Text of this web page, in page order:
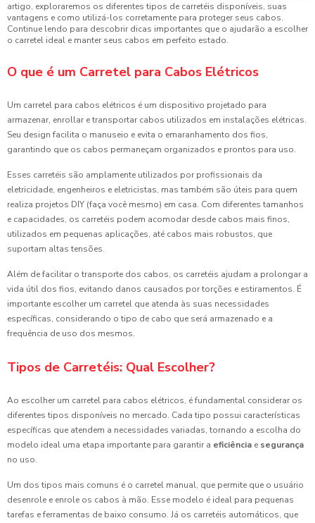
artigo, exploraremos os diferentes tipos de carretéis disponíveis, suas
vantagens e como utilizá-los corretamente para proteger seus cabos.
Continue lendo para descobrir dicas importantes que o ajudarão a escolher
o carretel ideal e manter seus cabos em perfeito estado.
O que é um Carretel para Cabos Elétricos
Um carretel para cabos elétricos é um dispositivo projetado para
armazenar, enrollar e transportar cabos utilizados em instalações elétricas.
Seu design facilita o manuseio e evita o emaranhamento dos fios,
garantindo que os cabos permaneçam organizados e prontos para uso.
Esses carretéis são amplamente utilizados por profissionais da
eletricidade, engenheiros e eletricistas, mas também são úteis para quem
realiza projetos DIY (faça você mesmo) em casa. Com diferentes tamanhos
e capacidades, os carretéis podem acomodar desde cabos mais finos,
utilizados em pequenas aplicações, até cabos mais robustos, que
suportam altas tensões.
Além de facilitar o transporte dos cabos, os carretéis ajudam a prolongar a
vida útil dos fios, evitando danos causados por torções e estiramentos. É
importante escolher um carretel que atenda às suas necessidades
específicas, considerando o tipo de cabo que será armazenado e a
frequência de uso dos mesmos.
Tipos de Carretéis: Qual Escolher?
Ao escolher um carretel para cabos elétricos, é fundamental considerar os
diferentes tipos disponíveis no mercado. Cada tipo possui características
específicas que atendem a necessidades variadas, tornando a escolha do
modelo ideal uma etapa importante para garantir a eficiência e segurança
no uso.
Um dos tipos mais comuns é o carretel manual, que permite que o usuário
desenrole e enrole os cabos à mão. Esse modelo é ideal para pequenas
tarefas e ferramentas de baixo consumo. Já os carretéis automáticos, que